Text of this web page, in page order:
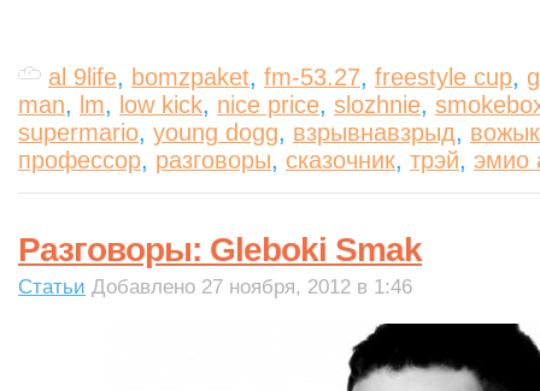
al 9life, bomzpaket, fm-53.27, freestyle cup,
man, lm, low kick, nice price, slozhnie,
supermario, young dogg, взрывнавзрыд, вожык
профессор, разговоры, сказочник, трэй, эмио
Разговоры: Gleboki Smak
Статьи Добавлено 27 ноября, 2012 в 1:46